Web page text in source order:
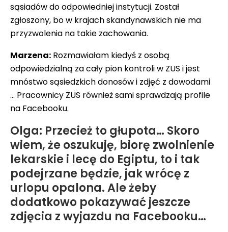
sąsiadów do odpowiedniej instytucji. Został
zgłoszony, bo w krajach skandynawskich nie ma
przyzwolenia na takie zachowania.
Marzena: Rozmawiałam kiedyś z osobą
odpowiedzialną za cały pion kontroli w ZUS i jest
mnóstwo sąsiedzkich donosów i zdjęć z dowodami
… Pracownicy ZUS również sami sprawdzają profile
na Facebooku.
Olga: Przecież to głupota… Skoro
wiem, że oszukuję, biorę zwolnienie
lekarskie i lecę do Egiptu, to i tak
podejrzane będzie, jak wrócę z
urlopu opalona. Ale żeby
dodatkowo pokazywać jeszcze
zdjęcia z wyjazdu na Facebooku…